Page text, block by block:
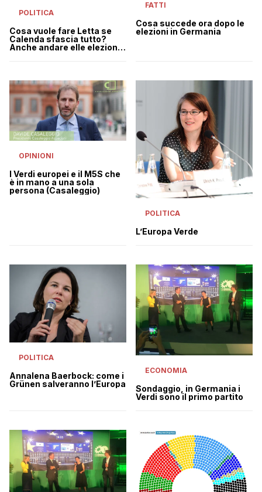
POLITICA
Cosa vuole fare Letta se
Calenda sfascia tutto?
Anche andare elle elezioni
FATTI
Cosa succede ora dopo le
elezioni in Germania
OPINIONI
I Verdi europei e il M5S che
è in mano a una sola
persona (Casaleggio)
POLITICA
L’Europa Verde
POLITICA
Annalena Baerbock: come i
Grünen salveranno l’Europa
ECONOMIA
Sondaggio, in Germania i
Verdi sono il primo partito